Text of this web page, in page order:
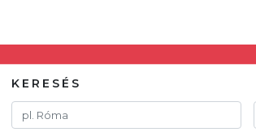
KERESÉS